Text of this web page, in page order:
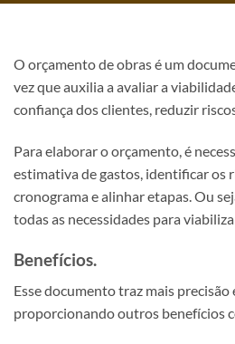
O orçamento de obras é um
vez que auxilia a avaliar a
confiança dos clientes, reduzir
Para elaborar o orçamento, é
estimativa de gastos, identificar os
cronograma e alinhar etapas. Ou
todas as necessidades para
Benefícios.
Esse documento traz mais precisão
proporcionando outros benefícios